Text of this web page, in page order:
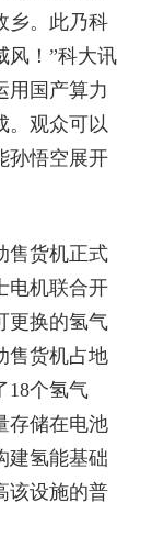
乡。此乃科
风！”科大讯
用国产算力
。观众可以
孙悟空展开
售货机正式
电机联合开
更换的氢气
售货机占地
18个氢气
存储在电池
建氢能基础
该设施的普